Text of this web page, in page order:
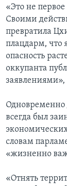
«Это не
Своими
превратила
плацдарм, что
опасность
оккупанта
заявлениями»,
Одновременно
всегда был
словам
«жизненно
«Отнять